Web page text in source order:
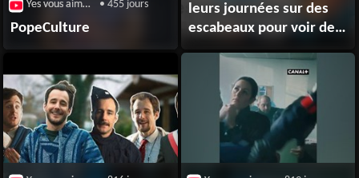
Yes vous aime / Broute • 455 jours
PopeCulture
leurs journées sur des
escabeaux pour voir des